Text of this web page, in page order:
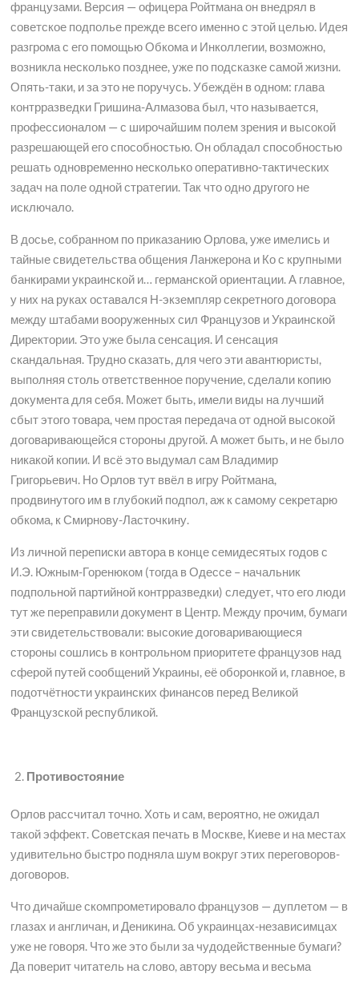
французами. Версия — офицера Ройтмана он внедрял в
советское подполье прежде всего именно с этой целью. Идея
разгрома с его помощью Обкома и Инколлегии, возможно,
возникла несколько позднее, уже по подсказке самой жизни.
Опять-таки, и за это не поручусь. Убеждён в одном: глава
контрразведки Гришина-Алмазова был, что называется,
профессионалом — с широчайшим полем зрения и высокой
разрешающей его способностью. Он обладал способностью
решать одновременно несколько оперативно-тактических
задач на поле одной стратегии. Так что одно другого не
исключало.
В досье, собранном по приказанию Орлова, уже имелись и
тайные свидетельства общения Ланжерона и Ко с крупными
банкирами украинской и… германской ориентации. А главное,
у них на руках оставался Н-экземпляр секретного договора
между штабами вооруженных сил Французов и Украинской
Директории. Это уже была сенсация. И сенсация
скандальная. Трудно сказать, для чего эти авантюристы,
выполняя столь ответственное поручение, сделали копию
документа для себя. Может быть, имели виды на лучший
сбыт этого товара, чем простая передача от одной высокой
договаривающейся стороны другой. А может быть, и не было
никакой копии. И всё это выдумал сам Владимир
Григорьевич. Но Орлов тут ввёл в игру Ройтмана,
продвинутого им в глубокий подпол, аж к самому секретарю
обкома, к Смирнову-Ласточкину.
Из личной переписки автора в конце семидесятых годов с
И.Э. Южным-Горенюком (тогда в Одессе – начальник
подпольной партийной контрразведки) следует, что его люди
тут же переправили документ в Центр. Между прочим, бумаги
эти свидетельствовали: высокие договаривающиеся
стороны сошлись в контрольном приоритете французов над
сферой путей сообщений Украины, её оборонкой и, главное, в
подотчётности украинских финансов перед Великой
Французской республикой.
Противостояние
Орлов рассчитал точно. Хоть и сам, вероятно, не ожидал
такой эффект. Советская печать в Москве, Киеве и на местах
удивительно быстро подняла шум вокруг этих переговоров-
договоров.
Что дичайше скомпрометировало французов — дуплетом — в
глазах и англичан, и Деникина. Об украинцах-независимцах
уже не говоря. Что же это были за чудодейственные бумаги?
Да поверит читатель на слово, автору весьма и весьма